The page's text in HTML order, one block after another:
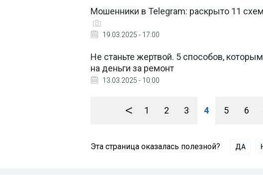
Мошенники в Telegram: раскрыто 11
19.03.2025 - 17:00
Не станьте жертвой. 5 способов,
на деньги за ремонт
13.03.2025 - 10:00
< 1 2 3 4 5 6
Эта страница оказалась полезной? ДА